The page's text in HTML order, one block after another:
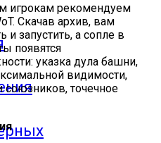
игрокам рекомендуем
Скачав архив, вам
и запустить, а сопле в
появятся
указка дула башни,
видимости,
союзников, точечное